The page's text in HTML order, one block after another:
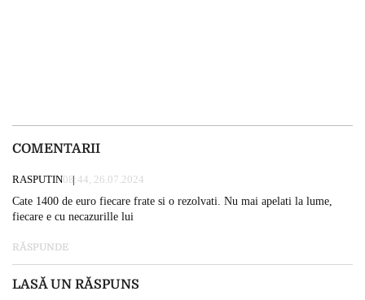
COMENTARII
RASPUTIN08:44, 26.07.2024
Cate 1400 de euro fiecare frate si o rezolvati. Nu mai apelati la lume,
fiecare e cu necazurille lui
RĂSPUNDE
LASĂ UN RĂSPUNS